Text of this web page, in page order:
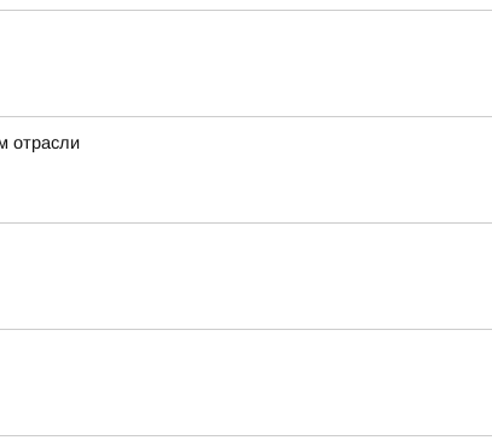
отрасли